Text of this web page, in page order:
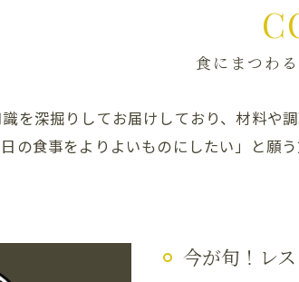
食にまつわ
を深掘りしてお届けしており、材料や
の食事をよりよいものにしたい」と願
今が旬！レ